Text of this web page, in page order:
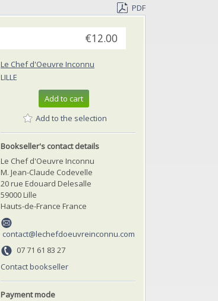
PDF
€12.00
Le Chef d'Oeuvre Inconnu
LILLE
Add to cart
Add to the selection
Bookseller's contact details
Le Chef d'Oeuvre Inconnu
M. Jean-Claude Codevelle
20 rue Edouard Delesalle
59000 Lille
Hauts-de-France France
contact@lechefdoeuvreinconnu.com
07 71 61 83 27
Contact bookseller
Payment mode